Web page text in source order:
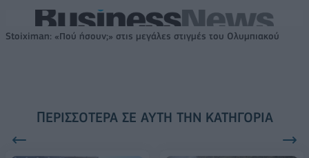
Stoiximan: «Πού ήσουν;» στις μεγάλες στιγμές του Ολυμπιακού
ΠΕΡΙΣΣΌΤΕΡΑ ΣΕ ΑΥΤΉ ΤΗΝ ΚΑΤΗΓΟΡΊΑ